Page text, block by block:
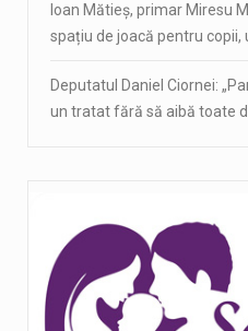
Ioan Mătieș, primar Miresu
spațiu de joacă pentru copii,
Deputatul Daniel Ciornei:
un tratat fără să aibă toate